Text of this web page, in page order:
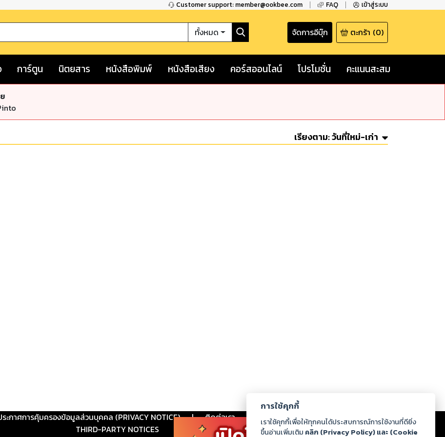
Customer support: member@ookbee.com FAQ เข้าสู่ระบบ
ทั้งหมด จัดการอีบุ๊ก ตะกร้า (0)
การ์ตูน นิตยสาร หนังสือพิมพ์ หนังสือเสียง คอร์สออนไลน์ โปรโมชั่น คะแนนสะสม
เรียงตาม:วันที่ใหม่-เก่า
ระกาศการคุ้มครองข้อมูลส่วนบุคคล (PRIVACY NOTICE) | ติดต่อเรา ร่วมงานกับเรา ดาวน์โหลด
THIRD-PARTY NOTICES
การใช้คุกกี้
เราใช้คุกกี้เพื่อให้ทุกคนได้ประสบการณ์การใช้งานที่ดียิ่ง
ขึ้นอ่านเพิ่มเติม คลิก (Privacy Policy) และ (Cookie